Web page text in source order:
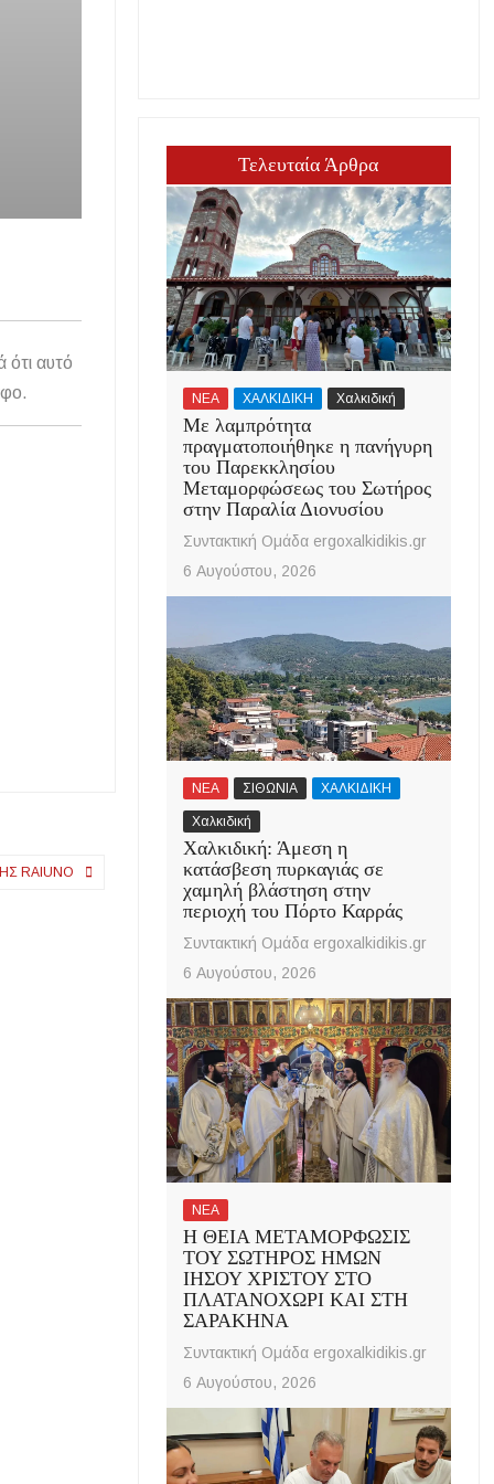
αυτό
RAIUNO
Τελευταία Άρθρα
ΝΕΑ ΧΑΛΚΙΔΙΚΗ Χαλκιδική
Με λαμπρότητα
πραγματοποιήθηκε η πανήγυρη
του Παρεκκλησίου
Μεταμορφώσεως του Σωτήρος
στην Παραλία Διονυσίου
Συντακτική Ομάδα ergoxalkidikis.gr
6 Αυγούστου, 2026
ΝΕΑ ΣΙΘΩΝΙΑ ΧΑΛΚΙΔΙΚΗ
Χαλκιδική
Χαλκιδική: Άμεση η
κατάσβεση πυρκαγιάς σε
χαμηλή βλάστηση στην
περιοχή του Πόρτο Καρράς
Συντακτική Ομάδα ergoxalkidikis.gr
6 Αυγούστου, 2026
ΝΕΑ
Η ΘΕΙΑ ΜΕΤΑΜΟΡΦΩΣΙΣ
ΤΟΥ ΣΩΤΗΡΟΣ ΗΜΩΝ
ΙΗΣΟΥ ΧΡΙΣΤΟΥ ΣΤΟ
ΠΛΑΤΑΝΟΧΩΡΙ ΚΑΙ ΣΤΗ
ΣΑΡΑΚΗΝΑ
Συντακτική Ομάδα ergoxalkidikis.gr
6 Αυγούστου, 2026